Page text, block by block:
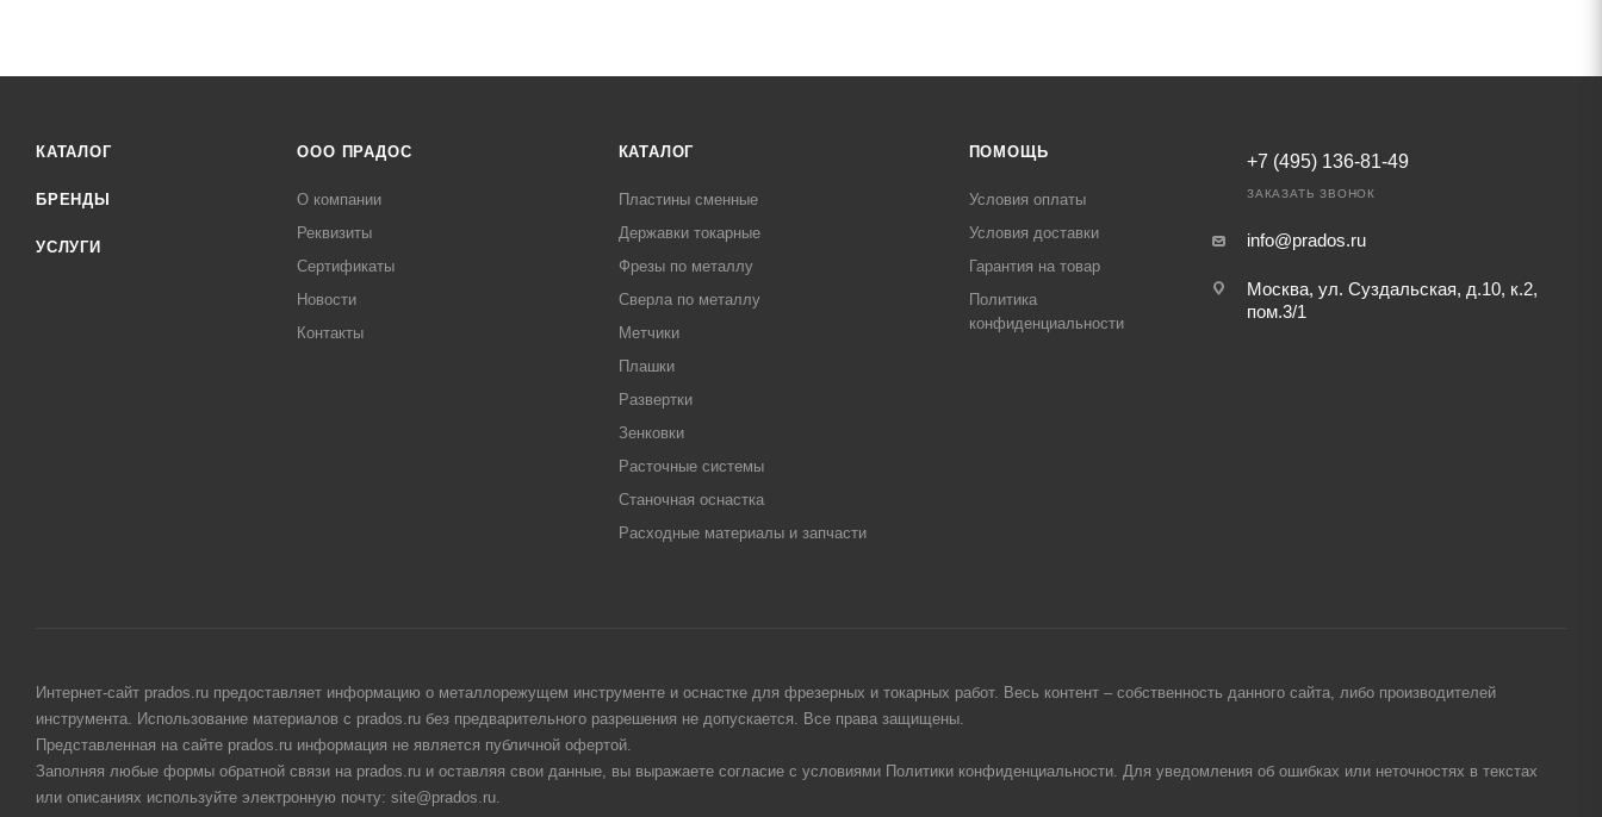
КАТАЛОГ
БРЕНДЫ
УСЛУГИ
ООО ПРАДОС
О компании
Реквизиты
Сертификаты
Новости
Контакты
КАТАЛОГ
Пластины сменные
Державки токарные
Фрезы по металлу
Сверла по металлу
Метчики
Плашки
Развертки
Зенковки
Расточные системы
Станочная оснастка
Расходные материалы и запчасти
ПОМОЩЬ
Условия оплаты
Условия доставки
Гарантия на товар
Политика
конфиденциальности
+7 (495) 136-81-49
ЗАКАЗАТЬ ЗВОНОК
info@prados.ru
Москва, ул. Суздальская, д.10, к.2,
пом.3/1
Интернет-сайт prados.ru предоставляет информацию о металлорежущем инструменте и оснастке для фрезерных и токарных работ. Весь контент – собственность данного сайта, либо производителей
инструмента. Использование материалов с prados.ru без предварительного разрешения не допускается. Все права защищены.
Представленная на сайте prados.ru информация не является публичной офертой.
Заполняя любые формы обратной связи на prados.ru и оставляя свои данные, вы выражаете согласие с условиями Политики конфиденциальности. Для уведомления об ошибках или неточностях в текстах
или описаниях используйте электронную почту: site@prados.ru.